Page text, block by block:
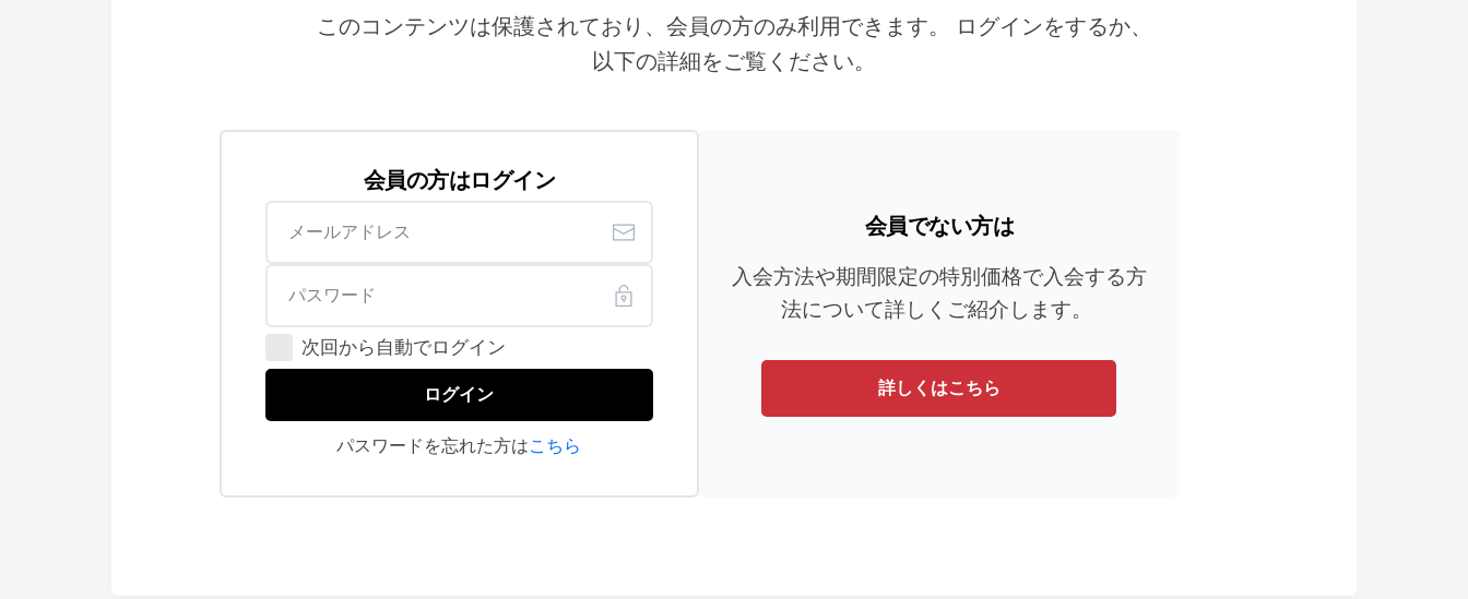
このコンテンツは保護されており、会員の方のみ利用できます。 ログインをするか、
以下の詳細をご覧ください。
会員の方はログイン
次回から自動でログイン
ログイン
パスワードを忘れた方はこちら
会員でない方は
入会方法や期間限定の特別価格で入会する方
法について詳しくご紹介します。
詳しくはこちら